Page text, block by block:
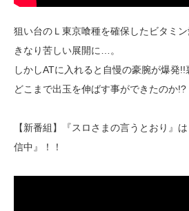
狙い台のＬ東京喰種を確保したビタミ
きなり苦しい展開に…。
しかしATに入れると自慢の豪腕が爆発!!
どこまで出玉を伸ばす事ができたのか!?
【新番組】『スロさまの言うとおり』
信中』！！